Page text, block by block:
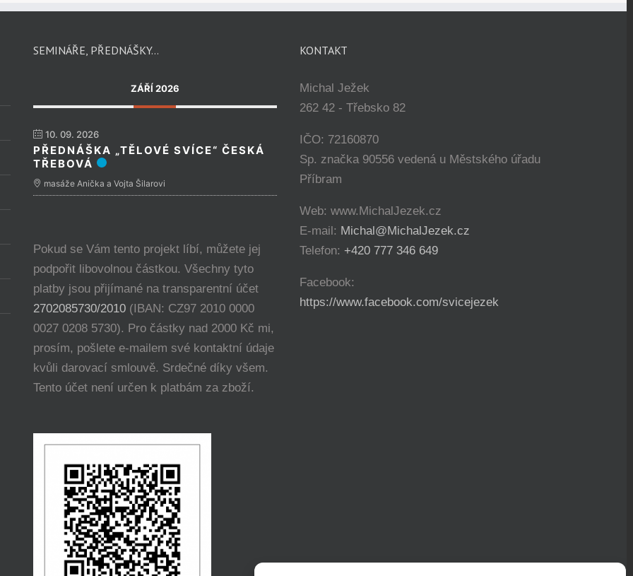
SEMINÁŘE, PŘEDNÁŠKY…
ZÁŘÍ 2026
10. 09. 2026
PŘEDNÁŠKA „TĚLOVÉ SVÍCE“ ČESKÁ
TŘEBOVÁ
masáže Anička a Vojta Šilarovi
Pokud se Vám tento projekt líbí, můžete jej
podpořit libovolnou částkou. Všechny tyto
platby jsou přijímané na transparentní účet
2702085730/2010(IBAN: CZ97 2010 0000
0027 0208 5730). Pro částky nad 2000 Kč mi,
prosím, pošlete e-mailem své kontaktní údaje
kvůli darovací smlouvě. Srdečné díky všem.
Tento účet není určen k platbám za zboží.
KONTAKT
Michal Ježek
262 42 - Třebsko 82
IČO: 72160870
Sp. značka 90556 vedená u Městského úřadu
Příbram
Web: www.MichalJezek.cz
E-mail: Michal@MichalJezek.cz
Telefon: +420 777 346 649
Facebook:
https://www.facebook.com/svicejezek